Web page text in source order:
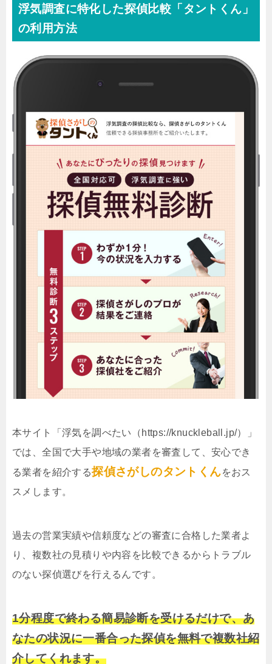
浮気調査に特化した探偵比較「タントくん」
の利用方法
本サイト「浮気を調べたい（https://knuckleball.jp/）」
では、全国で大手や地域の業者を審査して、安心でき
る業者を紹介する探偵さがしのタントくんをおス
スメします。
過去の営業実績や信頼度などの審査に合格した業者よ
り、複数社の見積りや内容を比較できるからトラブル
のない探偵選びを行えるんです。
1分程度で終わる簡易診断を受けるだけで、あ
なたの状況に一番合った探偵を無料で複数社紹
介してくれます。